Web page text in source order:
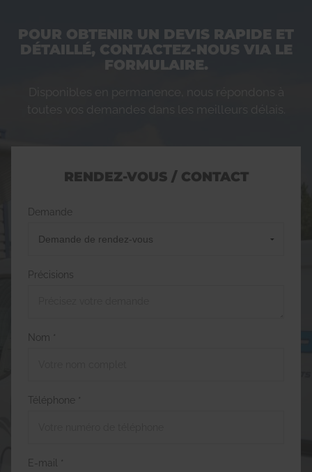
POUR OBTENIR UN DEVIS RAPIDE ET
DÉTAILLÉ, CONTACTEZ-NOUS VIA LE
FORMULAIRE.
Disponibles en permanence, nous répondons à
toutes vos demandes dans les meilleurs délais.
RENDEZ-VOUS / CONTACT
Demande
Précisions
Nom *
Téléphone *
E-mail *